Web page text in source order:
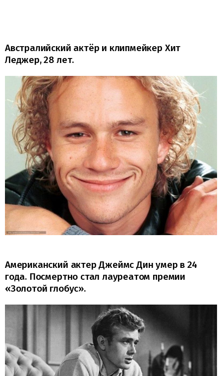
Австралийский актёр и клипмейкер Хит
Леджер, 28 лет.
Американский актер Джеймс Дин умер в 24
года. Посмертно стал лауреатом премии
«Золотой глобус».